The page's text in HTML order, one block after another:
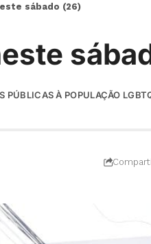
sábado (26)
PÚBLICAS À POPULAÇÃO